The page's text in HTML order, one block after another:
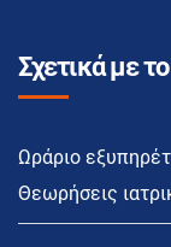
Σχετικά με
Ωράριο
Θεωρήσεις